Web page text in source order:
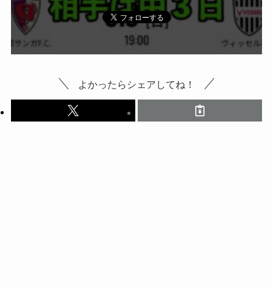
よかったらシェアしてね！